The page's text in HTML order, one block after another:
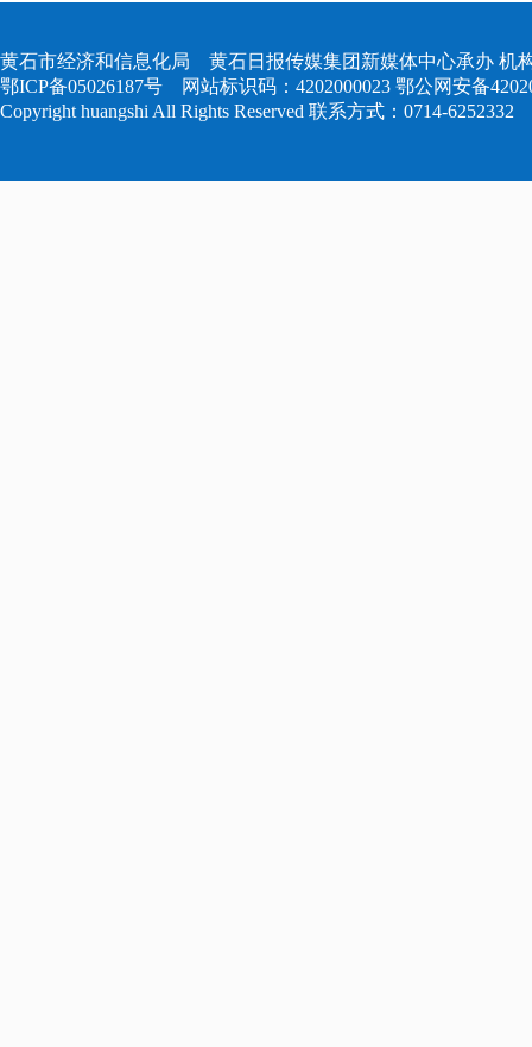
黄石市经济和信息化局 黄石日报传媒集团新媒体中心承办 机
鄂ICP备05026187号 网站标识码：4202000023 鄂公网安备
Copyright huangshi All Rights Reserved 联系方式：0714-6252332